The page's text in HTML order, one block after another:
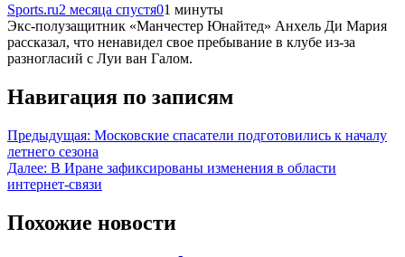
Sports.ru2 месяца спустя01 минуты
Экс-полузащитник «Манчестер Юнайтед» Анхель Ди Мария
рассказал, что ненавидел свое пребывание в клубе из-за
разногласий с Луи ван Галом.
Навигация по записям
Предыдущая: Московские спасатели подготовились к началу
летнего сезона
Далее: В Иране зафиксированы изменения в области
интернет-связи
Похожие новости